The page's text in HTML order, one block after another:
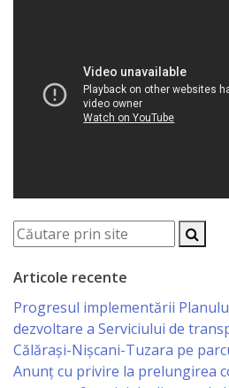
or.
Călăraşi
Comunal
Locativă
Centrul
de
Tineret
Articole recente
Progresul implementării
dezvoltare a Serviciului de
Călărași-Nișcani-Tuzara pe
Anunț cu privire la prelungirea